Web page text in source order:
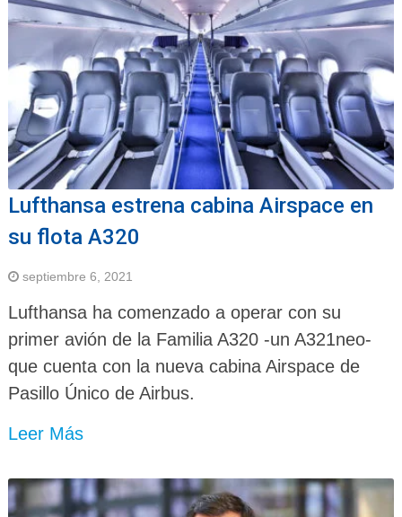
Lufthansa estrena cabina Airspace en
su flota A320
septiembre 6, 2021
Lufthansa ha comenzado a operar con su
primer avión de la Familia A320 -un A321neo-
que cuenta con la nueva cabina Airspace de
Pasillo Único de Airbus.
Leer Más